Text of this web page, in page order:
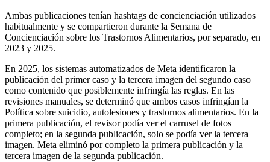
Ambas publicaciones tenían hashtags de concienciación utilizados
habitualmente y se compartieron durante la Semana de
Concienciación sobre los Trastornos Alimentarios, por separado, en
2023 y 2025.
En 2025, los sistemas automatizados de Meta identificaron la
publicación del primer caso y la tercera imagen del segundo caso
como contenido que posiblemente infringía las reglas. En las
revisiones manuales, se determinó que ambos casos infringían la
Política sobre suicidio, autolesiones y trastornos alimentarios. En la
primera publicación, el revisor podía ver el carrusel de fotos
completo; en la segunda publicación, solo se podía ver la tercera
imagen. Meta eliminó por completo la primera publicación y la
tercera imagen de la segunda publicación.